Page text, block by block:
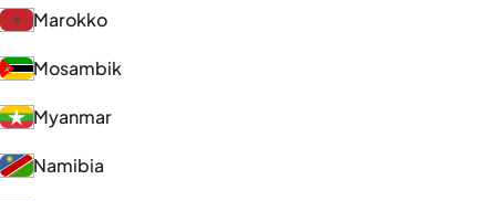
Marokko
Mosambik
Myanmar
Namibia